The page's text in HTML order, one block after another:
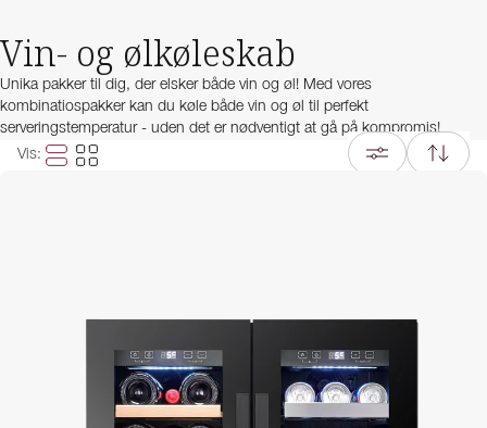
Vin- og ølkøleskab
Unika pakker til dig, der elsker både vin og øl! Med vores
kombinatiospakker kan du køle både vin og øl til perfekt
serveringstemperatur - uden det er nødventigt at gå på kompromis!
Vis: